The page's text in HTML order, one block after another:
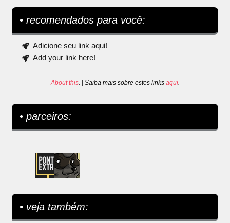
• recomendados para você:
Adicione seu link aqui!
Add your link here!
About this. | Saiba mais sobre estes links aqui.
• parceiros:
• veja também: